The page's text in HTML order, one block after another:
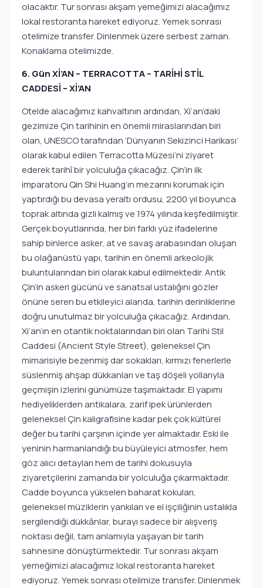
olacaktır. Tur sonrası akşam yemeğimizi alacağımız
lokal restoranta hareket ediyoruz. Yemek sonrası
otelimize transfer. Dinlenmek üzere serbest zaman.
Konaklama otelimizde.
6. Gün Xİ’AN – TERRACOTTA – TARİHİ STİL
CADDESİ – Xİ’AN
Otelde alacağımız kahvaltının ardından, Xi’an’daki
gezimize Çin tarihinin en önemli miraslarından biri
olan, UNESCO tarafından ‘Dünyanın Sekizinci Harikası’
olarak kabul edilen Terracotta Müzesi’ni ziyaret
ederek tarihî bir yolculuğa çıkacağız. Çin’in ilk
imparatoru Qin Shi Huang’ın mezarını korumak için
yaptırdığı bu devasa yeraltı ordusu, 2200 yıl boyunca
toprak altında gizli kalmış ve 1974 yılında keşfedilmiştir.
Gerçek boyutlarında, her biri farklı yüz ifadelerine
sahip binlerce asker, at ve savaş arabasından oluşan
bu olağanüstü yapı, tarihin en önemli arkeolojik
buluntularından biri olarak kabul edilmektedir. Antik
Çin’in askeri gücünü ve sanatsal ustalığını gözler
önüne seren bu etkileyici alanda, tarihin derinliklerine
doğru unutulmaz bir yolculuğa çıkacağız. Ardından,
Xi’an’ın en otantik noktalarından biri olan Tarihi Stil
Caddesi (Ancient Style Street), geleneksel Çin
mimarisiyle bezenmiş dar sokakları, kırmızı fenerlerle
süslenmiş ahşap dükkanları ve taş döşeli yollarıyla
geçmişin izlerini günümüze taşımaktadır. El yapımı
hediyeliklerden antikalara, zarif ipek ürünlerden
geleneksel Çin kaligrafisine kadar pek çok kültürel
değer bu tarihi çarşının içinde yer almaktadır. Eski ile
yeninin harmanlandığı bu büyüleyici atmosfer, hem
göz alıcı detayları hem de tarihi dokusuyla
ziyaretçilerini zamanda bir yolculuğa çıkarmaktadır.
Cadde boyunca yükselen baharat kokuları,
geleneksel müziklerin yankıları ve el işçiliğinin ustalıkla
sergilendiği dükkânlar, burayı sadece bir alışveriş
noktası değil, tam anlamıyla yaşayan bir tarih
sahnesine dönüştürmektedir. Tur sonrası akşam
yemeğimizi alacağımız lokal restoranta hareket
ediyoruz. Yemek sonrası otelimize transfer. Dinlenmek